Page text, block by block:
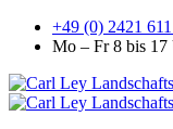
+49 (0) 2421
Mo – Fr 8 bis 17